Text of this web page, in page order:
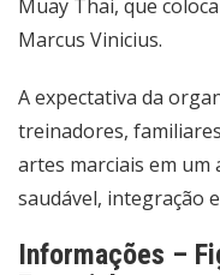
Muay Thai, que
Marcus Vinicius.
A expectativa da
treinadores,
artes marciais em um
saudável, integração
Informações –